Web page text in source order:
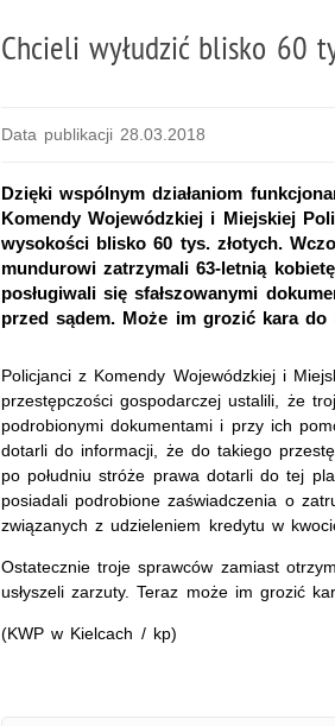
Chcieli wyłudzić blisko 60
Data publikacji 28.03.2018
Dzięki wspólnym działaniom
Komendy Wojewódzkiej i Miejskiej
wysokości blisko 60 tys. złotych.
mundurowi zatrzymali 63-letnią
posługiwali się sfałszowanymi
przed sądem. Może im grozić kara
Policjanci z Komendy Wojewódzkiej i
przestępczości gospodarczej ustalili, że
podrobionymi dokumentami i przy ich
dotarli do informacji, że do takiego
po południu stróże prawa dotarli do tej
posiadali podrobione zaświadczenia o
związanych z udzieleniem kredytu w
Ostatecznie troje sprawców zamiast
usłyszeli zarzuty. Teraz może im grozić
(KWP w Kielcach / kp)